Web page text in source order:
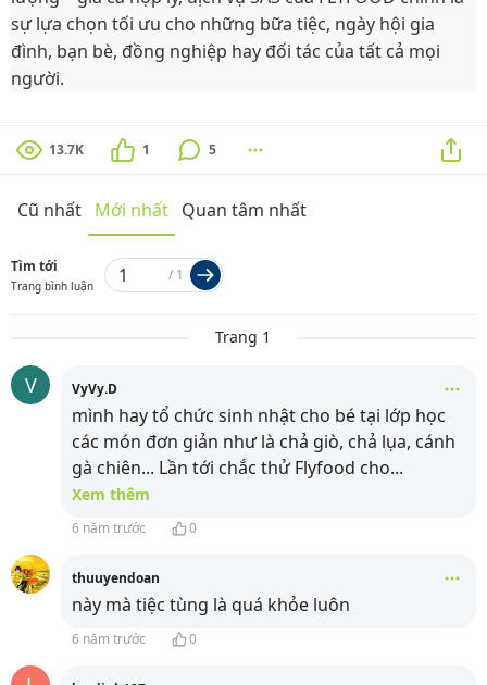
sự lựa chọn tối ưu cho những bữa tiệc, ngày hội gia
đình, bạn bè, đồng nghiệp hay đối tác của tất cả mọi
người.
13.7K 1 5
Cũ nhất Mới nhất Quan tâm nhất
Tìm tới
Trang bình luận
/ 1
Trang 1
V VyVy.D
mình hay tổ chức sinh nhật cho bé tại lớp học
các món đơn giản như là chả giò, chả lụa, cánh
gà chiên... Lần tới chắc thử Flyfood cho...
Xem thêm
6 năm trước 0
thuuyendoan
này mà tiệc tùng là quá khỏe luôn
6 năm trước 0